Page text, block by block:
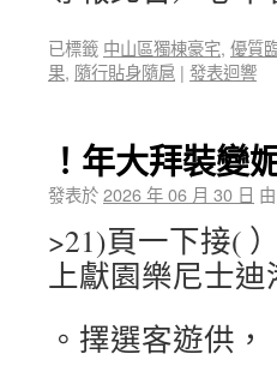
已標籤 中山區獨棟豪宅, 優質
果, 隨行貼身隨扈 | 發表迴響
！年大拜裝變
發表於2026 年 06 月 30 日 由
>21)頁一下接(
上獻園樂尼士
。擇選客遊供，